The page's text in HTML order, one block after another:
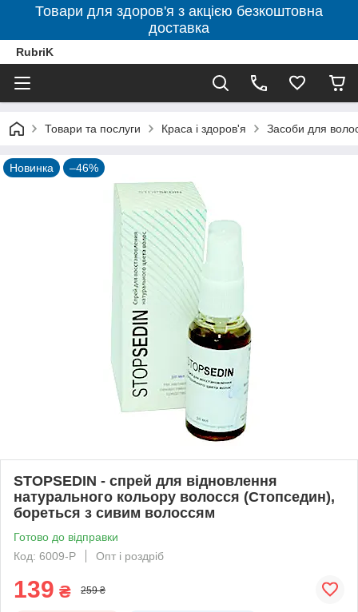
Товари для здоров'я з акцією безкоштовна
доставка
RubriK
Товари та послуги Краса і здоров'я Засоби для
Новинка –46%
STOPSEDIN - спрей для відновлення
натурального кольору волосся (Стопседин),
бореться з сивим волоссям
Готово до відправки
Код: 6009-P
Опт і роздріб
139 ₴ 259 ₴